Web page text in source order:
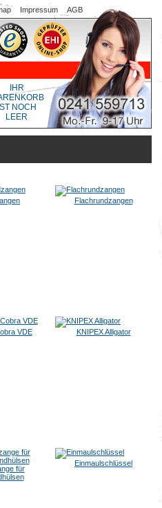
Impressum AGB
IHR
IST NOCH
LEER
Flachrundzangen
VDE KNIPEX Alligator
für
Einmaulschlüssel